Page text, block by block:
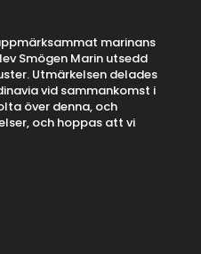
marinans
Smögen Marin utsedd
Utmärkelsen delades
vid sammankomst i
över denna, och
och hoppas att vi